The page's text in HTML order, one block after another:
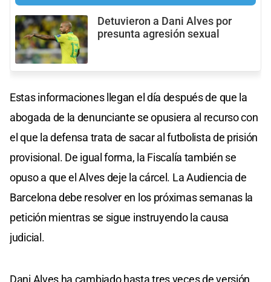
Detuvieron a Dani Alves por
presunta agresión sexual
Estas informaciones llegan el día después de que la
abogada de la denunciante se opusiera al recurso con
el que la defensa trata de sacar al futbolista de prisión
provisional. De igual forma, la Fiscalía también se
opuso a que el Alves deje la cárcel. La Audiencia de
Barcelona debe resolver en los próximas semanas la
petición mientras se sigue instruyendo la causa
judicial.
Dani Alves ha cambiado hasta tres veces de versión